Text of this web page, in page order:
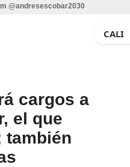
@andresescobar2030
CALI
cargos a
el que
también